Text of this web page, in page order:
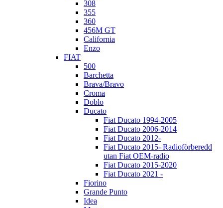
308
355
360
456M GT
California
Enzo
FIAT
500
Barchetta
Brava/Bravo
Croma
Doblo
Ducato
Fiat Ducato 1994-2005
Fiat Ducato 2006-2014
Fiat Ducato 2012-
Fiat Ducato 2015- Radioförberedd
utan Fiat OEM-radio
Fiat Ducato 2015-2020
Fiat Ducato 2021 -
Fiorino
Grande Punto
Idea